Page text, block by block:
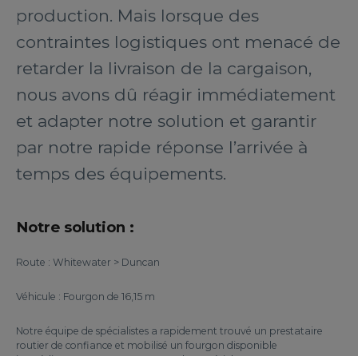
production. Mais lorsque des
contraintes logistiques ont menacé de
retarder la livraison de la cargaison,
nous avons dû réagir immédiatement
et adapter notre solution et garantir
par notre rapide réponse l’arrivée à
temps des équipements.
Notre solution :
Route : Whitewater > Duncan
Véhicule : Fourgon de 16,15 m
Notre équipe de spécialistes a rapidement trouvé un prestataire
routier de confiance et mobilisé un fourgon disponible